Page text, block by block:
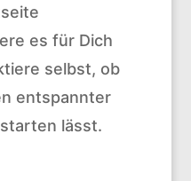
es für Dich
selbst, ob
entspannter
lässt.